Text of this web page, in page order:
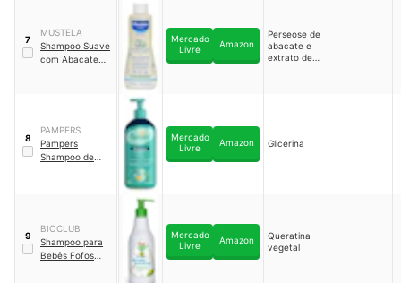
7
MUSTELA
Shampoo Suave
com Abacate
Mercado
Livre
Amazon
Perseose de
abacate e
extrato de
8
PAMPERS
Pampers
Shampoo de
Mercado
Livre
Amazon Glicerina
9
BIOCLUB
Shampoo para
Bebês Fofos
Mercado
Livre
Amazon
Queratina
vegetal